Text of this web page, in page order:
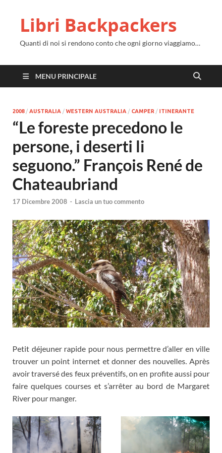
Libri Backpackers
Quanti di noi si rendono conto che ogni giorno viaggiamo…
MENU PRINCIPALE
2008/ AUSTRALIA / WESTERN AUSTRALIA / CAMPER / ITINERANTE
“Le foreste precedono le
persone, i deserti li
seguono.” François René de
Chateaubriand
17 Dicembre 2008 - Lascia un tuo commento
Petit déjeuner rapide pour nous permettre d’aller en ville
trouver un point internet et donner des nouvelles. Après
avoir traversé des feux préventifs,on en profite aussi pour
faire quelques courses et s’arrêter au bord de Margaret
River pour manger.